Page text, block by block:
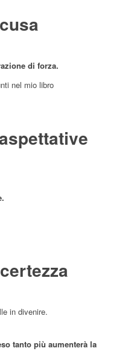
di forza.
nel mio libro
in divenire.
tanto più aumenterà la